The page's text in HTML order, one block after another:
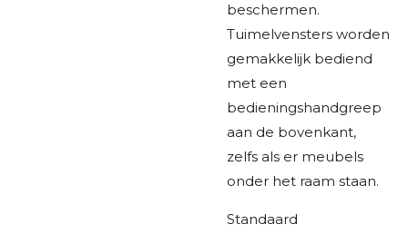
beschermen.
Tuimelvensters worden
gemakkelijk bediend
met een
bedieningshandgreep
aan de bovenkant,
zelfs als er meubels
onder het raam staan.
Standaard